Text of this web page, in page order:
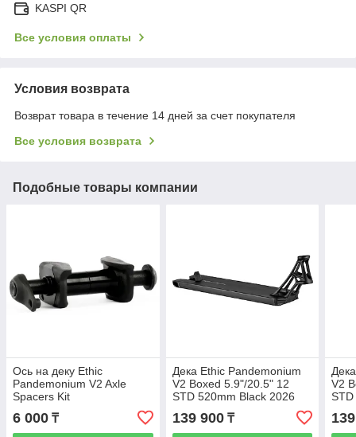
KASPI QR
Все условия оплаты
Условия возврата
Возврат товара в течение 14 дней за счет покупателя
Все условия возврата
Подобные товары компании
Ось на деку Ethic
Pandemonium V2 Axle
Spacers Kit
6 000 ₸
Дека Ethic Pandemonium
V2 Boxed 5.9"/20.5" 12
STD 520mm Black 2026
139 900₸
V2